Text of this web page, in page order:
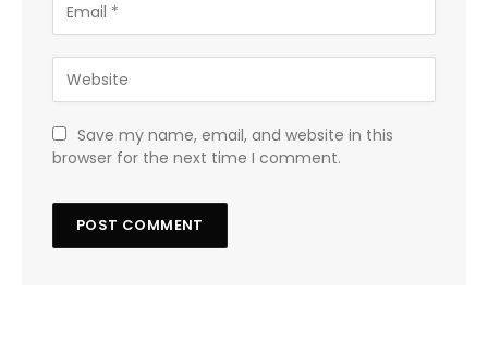
Save my name, email, and website in this
browser for the next time I comment.